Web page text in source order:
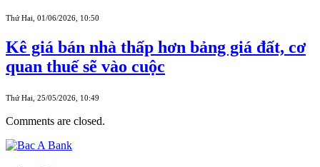
Thứ Hai, 01/06/2026, 10:50
Kê giá bán nhà thấp hơn bảng giá đất, cơ
quan thuế sẽ vào cuộc
Thứ Hai, 25/05/2026, 10:49
Comments are closed.